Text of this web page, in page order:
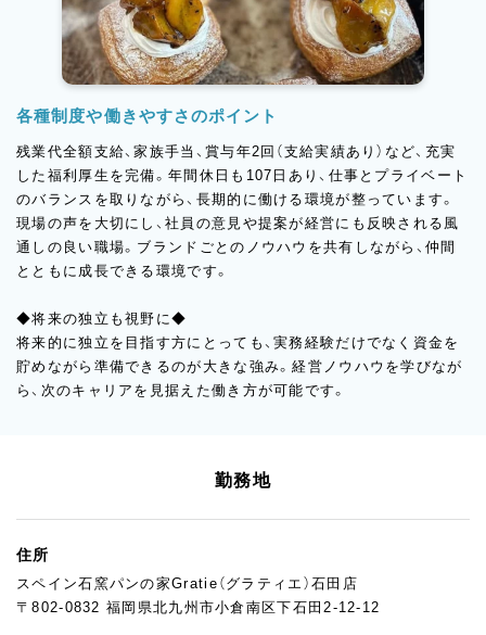
各種制度や働きやすさのポイント
残業代全額支給、家族手当、賞与年2回（支給実績あり）など、充実
した福利厚生を完備。年間休日も107日あり、仕事とプライベート
のバランスを取りながら、長期的に働ける環境が整っています。
現場の声を大切にし、社員の意見や提案が経営にも反映される風
通しの良い職場。ブランドごとのノウハウを共有しながら、仲間
とともに成長できる環境です。
◆将来の独立も視野に◆
将来的に独立を目指す方にとっても、実務経験だけでなく資金を
貯めながら準備できるのが大きな強み。経営ノウハウを学びなが
ら、次のキャリアを見据えた働き方が可能です。
勤務地
住所
スペイン石窯パンの家Gratie（グラティエ）石田店
〒802-0832 福岡県北九州市小倉南区下石田2-12-12